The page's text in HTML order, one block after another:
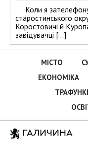
Коли я
старостинського
Коростовичі й
завідувачці […]
МІСТО
ЕКОНОМІКА
ГАЛИЧИНА